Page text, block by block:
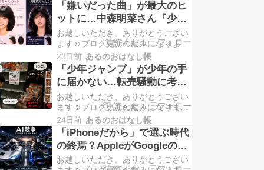
す😆応援よろしくお願いします。 エ
アコンの「こまめなオン・オフ」は
逆効...
「嫌いだった曲」が最大のヒ
ットに…中森明菜さん『少女
A』の秘話
お越しいただき、ありがとうござい
ます☺️ブログ更新の励みになりま
す！よかったら下記の2つのバナー
もクリックしてもらえると嬉しいで
す😆応援よろしくお願いします。 中
森明菜「少女Aが大嫌いだった」ツ
ッパリ...
23日前 あるのおはなし帳
「少年ジャンプ」が少年の手
に届かない…転売騒動に考え
させられること
お越しいただき、ありがとうござい
ます☺️ブログ更新の励みになりま
す！よかったら下記の2つのバナー
もクリックしてもらえると嬉しいで
す😆応援よろしくお願いします。 ジ
ャンプが買えない！いくら探しても
買え...
24日前 あるのおはなし帳
「iPhoneだから」で選ぶ時代
の終焉？AppleがGoogleのAI
に頼る時代へ
お越しいただき、ありがとうござい